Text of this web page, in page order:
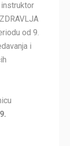
od 9.
i